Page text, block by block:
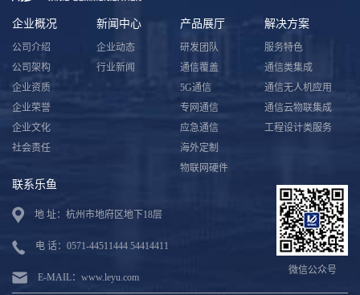
企业概况
公司介绍
公司架构
企业资质
企业荣誉
企业文化
社会责任
新闻中心
企业动态
行业新闻
产品展厅
研发团队
通信覆盖
5G通信
专网通信
应急通信
海外定制
物联网硬件
解决方案
服务特色
通信类集成
通信无人机应用
通信云物联集成
工程设计类服务
联系乐鱼
地 址：杭州市地府区地下18层
电 话：0571-44511444 54414411
E-MAIL：www.leyu.com
微信公众号